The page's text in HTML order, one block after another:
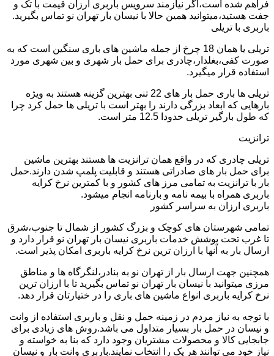
فراهم شده است،اگر نیازمند سرویس باربری ارزان قیمت با تک و
جفت هستید،میتوانید همین حالا با نیسان بار تهران نو تماس بگیرید.
باربری با تریلی
تریلی یا همان 18 چرخ از جمله ماشین های باری سنگین است که به
صورت کفی،بغلدار،چادری برای حمل بار شهری و بین شهری مورد
استفاده قرار میگیرد.
تریلی ها باری حمل بار های 22 تنی بهترین گزینه هستند به ویژه
بارهایی که ابعاد بزرگی دارند را بهتر است با تریلی ها حمل کرد چرا
که طول بارگیر تریلی حدودا 12.5 متر است.
ترانزیت
تریلی چادری که در واقع همان ترانزیت ها هستند بهترین ماشین
برای حمل بار های صادراتی هستند و قابلیت پلمپ شدن دارند.حمل
بار با ترانزیت به تمامی مرز های کشور و با کمترین نرخ کرایه
باربری همراه با بیمه نامه و بارنامه انجام میشود.
باربری ارزان به سراسر کشور
تمامی شهرستان های کوچک و بزرگ کشور از شمال تا جنوب،شرق
تا غرب تحت پوشش خدمات باربری نیسان بار تهران نو قرار دارد و
ارسال بار به آنها با ارزان ترین نرخ کرایه باربری امکان پذیر است.
همچنین جهت ارسال بار از تهران نو به بنادر،لنگرگاه ها و مناطق
مرزی میتوانید با نیسان بار تهران نو تماس بگیرید تا با ارزان ترین
نرخ کرایه باربری انواع ماشین های باری را در ختیارتان قرار دهد.
با توجه به نیاز مردم در زمینه حمل و نقل و باربری استفاده از وانت
و نیسان در حمل بار بسیار متداول می باشد.روش های زیادی برای
جابجایی کالا و محصولات مشتریان وجود دارد که بنا به خواسته و
نیاز خود می توانند هر یک را انتخاب نمایند.باربری وانت بار و نیسان